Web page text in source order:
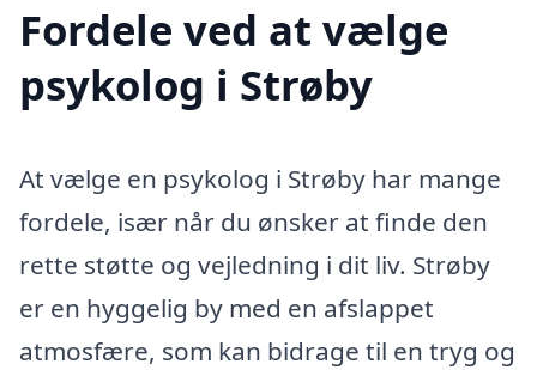
Fordele ved at vælge
psykolog i Strøby
At vælge en psykolog i Strøby har mange
fordele, især når du ønsker at finde den
rette støtte og vejledning i dit liv. Strøby
er en hyggelig by med en afslappet
atmosfære, som kan bidrage til en tryg og